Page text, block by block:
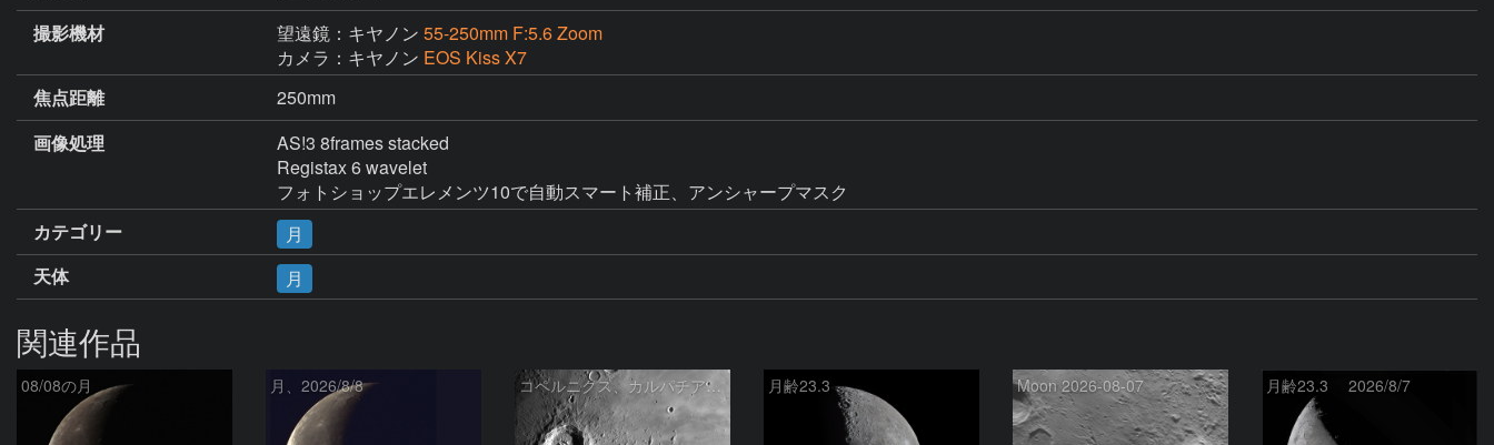
撮影機材
望遠鏡：キヤノン 55-250mm F:5.6 Zoom
カメラ：キヤノン EOS Kiss X7
焦点距離
250mm
画像処理
AS!3 8frames stacked
Registax 6 wavelet
フォトショップエレメンツ10で自動スマート補正、アンシャープマスク
カテゴリー
月
天体
月
関連作品
08/08の月 月、2026/8/8 コペルニクス、カルパチア山脈付近 月齢23.3 Moon 2026-08-07 月齢23.3 2026/8/7